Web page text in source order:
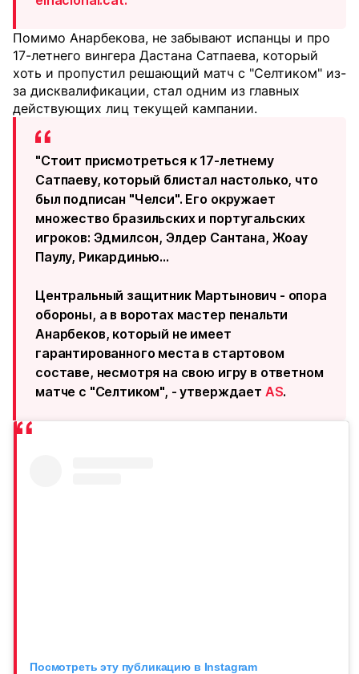
Помимо Анарбекова, не забывают испанцы и про
17-летнего вингера Дастана Сатпаева, который
хоть и пропустил решающий матч с "Селтиком" из-
за дисквалификации, стал одним из главных
действующих лиц текущей кампании.
"Стоит присмотреться к 17-летнему
Сатпаеву, который блистал настолько, что
был подписан "Челси". Его окружает
множество бразильских и португальских
игроков: Эдмилсон, Элдер Сантана, Жоау
Паулу, Рикардинью…
Центральный защитник Мартынович - опора
обороны, а в воротах мастер пенальти
Анарбеков, который не имеет
гарантированного места в стартовом
составе, несмотря на свою игру в ответном
матче с "Селтиком", - утверждает AS.
Посмотреть эту публикацию в Instagram